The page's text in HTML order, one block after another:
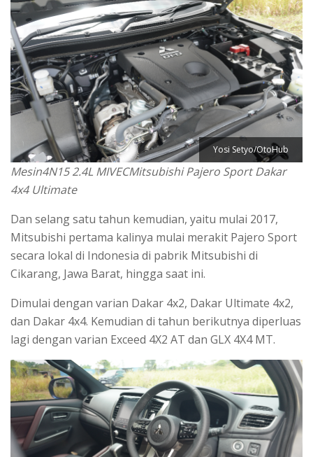
Yosi Setyo/OtoHub
Mesin4N15 2.4L MIVECMitsubishi Pajero Sport Dakar
4x4 Ultimate
Dan selang satu tahun kemudian, yaitu mulai 2017,
Mitsubishi pertama kalinya mulai merakit Pajero Sport
secara lokal di Indonesia di pabrik Mitsubishi di
Cikarang, Jawa Barat, hingga saat ini.
Dimulai dengan varian Dakar 4x2, Dakar Ultimate 4x2,
dan Dakar 4x4. Kemudian di tahun berikutnya diperluas
lagi dengan varian Exceed 4X2 AT dan GLX 4X4 MT.